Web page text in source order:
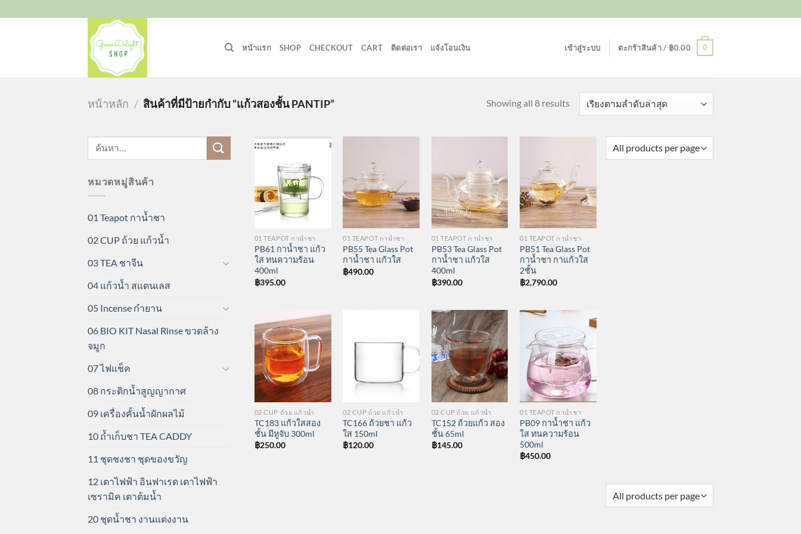
ไป
หน้าแรก SHOP CHECKOUT CART ติดต่อเรา แจ้งโอนเงิน เข้าสู่ระบบ ตะกร้าสินค้า / ฿0.00 0
หน้าหลัก / สินค้าที่มีป้ายกำกับ “แก้วสองชั้น PANTIP” Showing all 8 resultsSorted
ค้นหา:
หมวดหมู่สินค้า
01 Teapot กาน้ำชา
02 CUP ถ้วย แก้วน้ำ
03 TEA ชาจีน
04 แก้วน้ำ สแตนเลส
05 Incense กำยาน
06 BIO KIT Nasal Rinse ขวดล้าง
จมูก
07 ไฟแช็ค
08 กระติกน้ำสูญญากาศ
09 เครื่องคั้นน้ำผักผลไม้
10 ถ้ำเก็บชา TEA CADDY
11 ชุดชงชา ชุดของขวัญ
12 เตาไฟฟ้า อินฟาเรด เตาไฟฟ้า
เซรามิค เตาต้มน้ำ
20 ชุดน้ำชา งานแต่งงาน
01 TEAPOT กาน้ำชา
PB61 กาน้ำชา แก้ว
ใส ทนความร้อน
400ml
฿395.00
01 TEAPOT กาน้ำชา
PB55 Tea Glass Pot
กาน้ำชา แก้วใส
฿490.00
01 TEAPOT กาน้ำชา
PB53 Tea Glass Pot
กาน้ำชา แก้วใส
400ml
฿390.00
01 TEAPOT กาน้ำชา
PB51 Tea Glass Pot
กาน้ำชา กาแก้วใส
2ชั้น
฿2,790.00
02 CUP ถ้วย แก้วน้ำ
TC183 แก้วใสสอง
ชั้น มีหูจับ 300ml
฿250.00
02 CUP ถ้วย แก้วน้ำ
TC166 ถ้วยชา แก้ว
ใส 150ml
฿120.00
02 CUP ถ้วย แก้วน้ำ
TC152 ถ้วยแก้ว สอง
ชั้น 65ml
฿145.00
01 TEAPOT กาน้ำชา
PB09 กาน้ำชา แก้ว
ใส ทนความร้อน
500ml
฿450.00